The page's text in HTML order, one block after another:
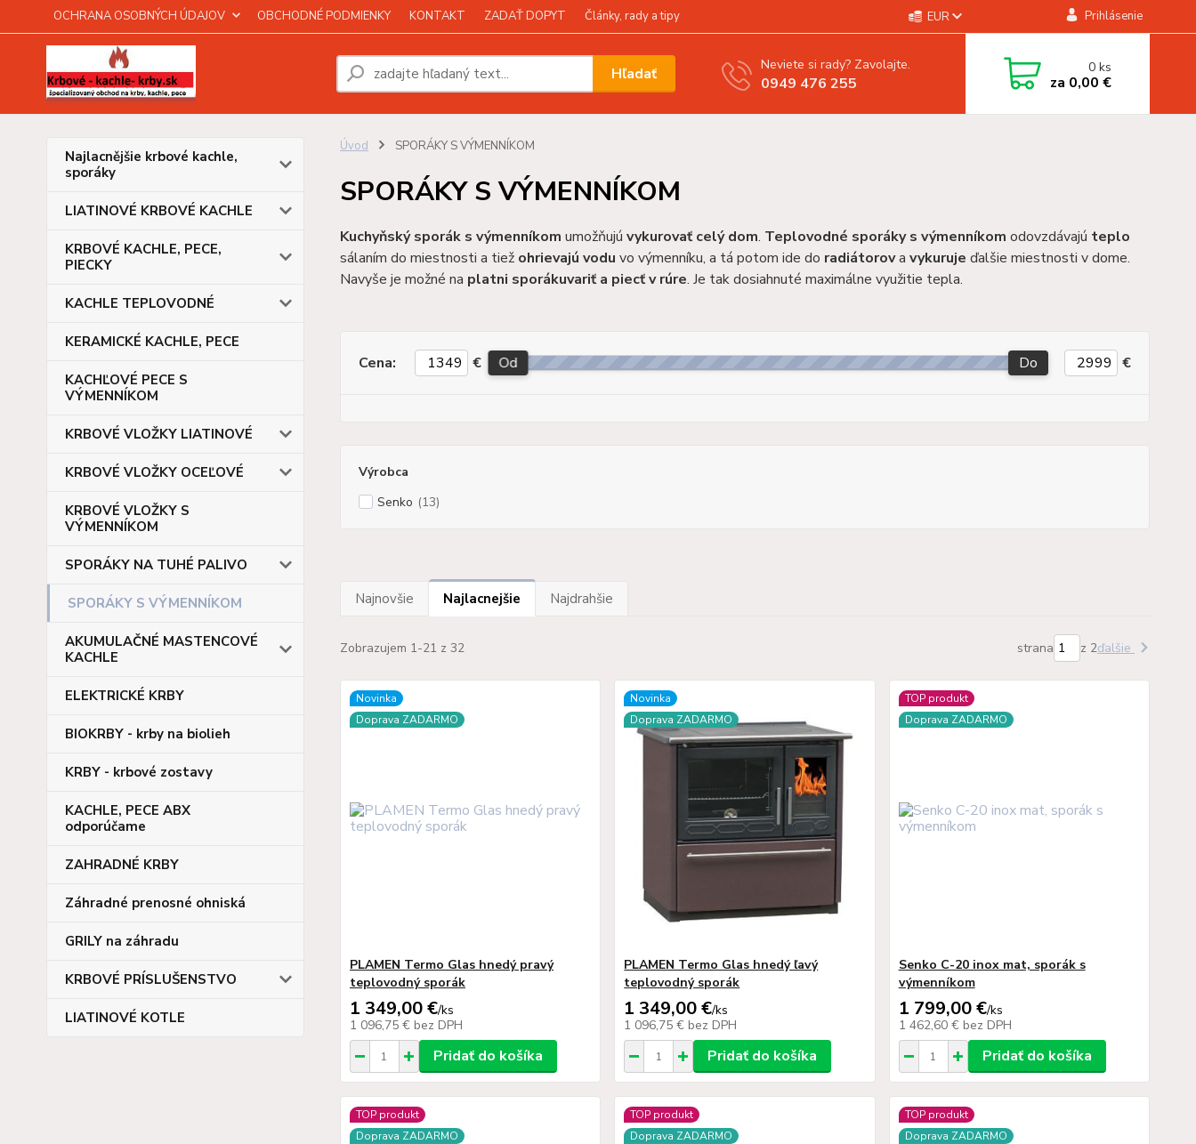
OCHRANA OSOBNÝCH ÚDAJOV OBCHODNÉ PODMIENKY KONTAKT ZADAŤ DOPYT Články, rady a tipy EUR Prihlásenie
Hľadať Neviete si rady? Zavolajte.
0949 476 255
0ks
za 0,00 €
Najlacnějšie krbové kachle,
sporáky
LIATINOVÉ KRBOVÉ KACHLE
KRBOVÉ KACHLE, PECE,
PIECKY
KACHLE TEPLOVODNÉ
KERAMICKÉ KACHLE, PECE
KACHĽOVÉ PECE S
VÝMENNÍKOM
KRBOVÉ VLOŽKY LIATINOVÉ
KRBOVÉ VLOŽKY OCEĽOVÉ
KRBOVÉ VLOŽKY S
VÝMENNÍKOM
SPORÁKY NA TUHÉ PALIVO
SPORÁKY S VÝMENNÍKOM
AKUMULAČNÉ MASTENCOVÉ
KACHLE
ELEKTRICKÉ KRBY
BIOKRBY - krby na biolieh
KRBY - krbové zostavy
KACHLE, PECE ABX
odporúčame
ZAHRADNÉ KRBY
Záhradné prenosné ohniská
GRILY na záhradu
KRBOVÉ PRÍSLUŠENSTVO
LIATINOVÉ KOTLE
Úvod SPORÁKY S VÝMENNÍKOM
SPORÁKY S VÝMENNÍKOM
Kuchyňský sporák s výmenníkom umožňujú vykurovať celý dom. Teplovodné sporáky s výmenníkom odovzdávajú teplo
sálaním do miestnosti a tiež ohrievajú vodu vo výmenníku, a tá potom ide do radiátorova vykuruje ďalšie miestnosti v dome.
Navyše je možné na platni sporákuvariť a piecť v rúre. Je tak dosiahnuté maximálne využitie tepla.
Cena: € Od Do €
Výrobca
Senko (13)
Najnovšie Najlacnejšie Najdrahšie
Zobrazujem 1-21 z 32 strana z 2ďalšie
Novinka
Doprava ZADARMO
PLAMEN Termo Glas hnedý pravý
teplovodný sporák
1 349,00 €/ks
1 096,75 € bez DPH
Pridať do košíka
Novinka
Doprava ZADARMO
PLAMEN Termo Glas hnedý ľavý
teplovodný sporák
1 349,00 €/ks
1 096,75 € bez DPH
Pridať do košíka
TOP produkt
Doprava ZADARMO
Senko C-20 inox mat, sporák s
výmenníkom
1 799,00 €/ks
1 462,60 € bez DPH
Pridať do košíka
TOP produkt
Doprava ZADARMO
TOP produkt
Doprava ZADARMO
TOP produkt
Doprava ZADARMO